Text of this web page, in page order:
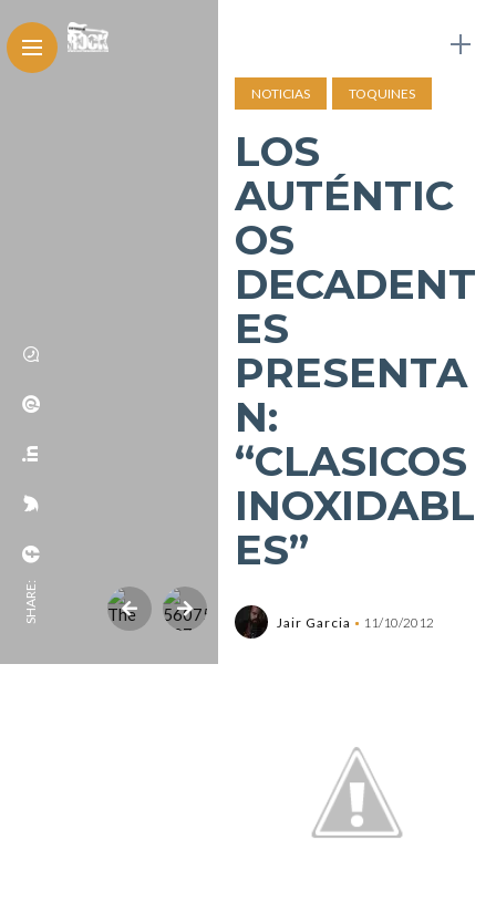
SHARE:
NOTICIAS TOQUINES
LOS
AUTÉNTIC
OS
DECADENT
ES
PRESENTA
N:
“CLASICOS
INOXIDABL
ES”
Jair Garcia 11/10/2012